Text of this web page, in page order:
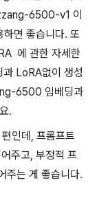
6500-v1 이
하면 좋습니다. 또
에 관한 자세한
LoRA없이 생성
6500 임베딩과
.
인데, 프롬프트
주고, 부정적 프
주는 게 좋습니다.